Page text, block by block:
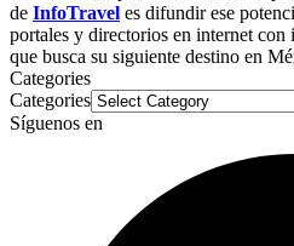
de InfoTravel es difundir ese
portales y directorios en internet
que busca su siguiente destino en
Categories
Categories
Síguenos en